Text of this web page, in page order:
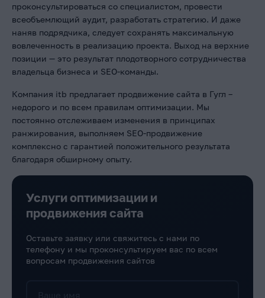
проконсультироваться со специалистом, провести
всеобъемлющий аудит, разработать стратегию. И даже
наняв подрядчика, следует сохранять максимальную
вовлеченность в реализацию проекта. Выход на верхние
позиции — это результат плодотворного сотрудничества
владельца бизнеса и SEO-команды.
Компания itb предлагает продвижение сайта в Гугл –
недорого и по всем правилам оптимизации. Мы
постоянно отслеживаем изменения в принципах
ранжирования, выполняем SEO-продвижение
комплексно с гарантией положительного результата
благодаря обширному опыту.
Услуги оптимизации и
продвижения сайта
Оставьте заявку или свяжитесь с нами по
телефону и мы проконсультируем вас по всем
вопросам продвижения сайтов